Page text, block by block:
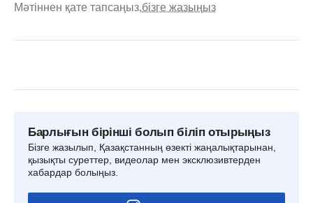
Мәтіннен қате тапсаңыз,бізге жазыңыз
Барлығын бірінші болып біліп отырыңыз
Бізге жазылып, Қазақстанның өзекті жаңалықтарынан,
қызықты суреттер, видеолар мен эксклюзивтерден
хабардар болыңыз.